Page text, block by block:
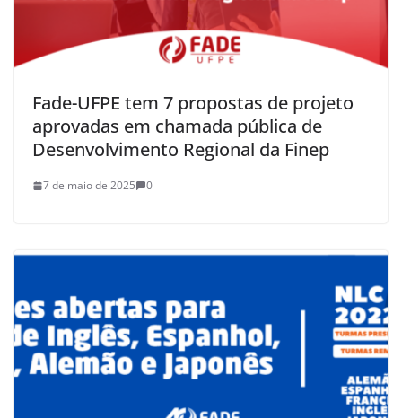
Fade-UFPE tem 7 propostas de projeto
aprovadas em chamada pública de
Desenvolvimento Regional da Finep
7 de maio de 2025 0